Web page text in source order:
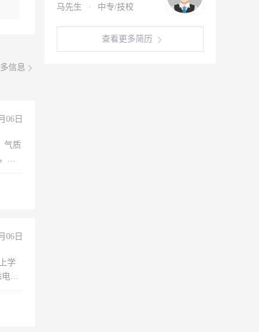
信息
06日
气质
有
06日
学
脑
马先生 · 中专/技校
查看更多简历